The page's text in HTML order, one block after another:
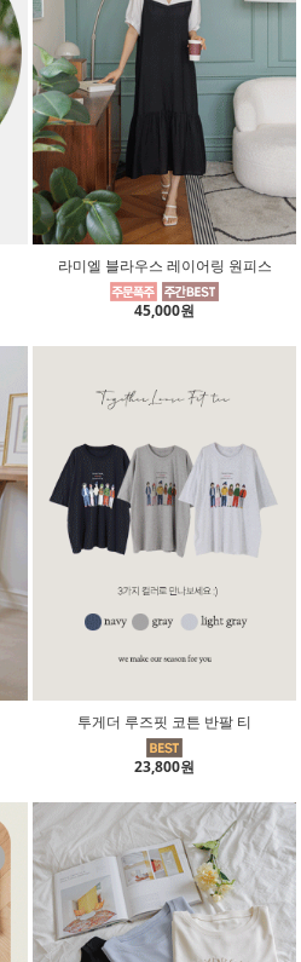
라미엘 블라우스 레이어링 원피스
45,000원
투게더 루즈핏 코튼 반팔 티
23,800원